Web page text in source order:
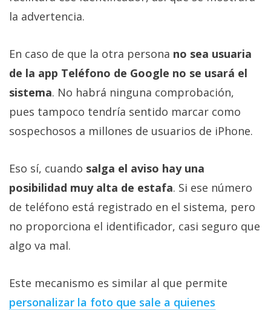
la advertencia.
En caso de que la otra persona no sea usuaria
de la app Teléfono de Google no se usará el
sistema. No habrá ninguna comprobación,
pues tampoco tendría sentido marcar como
sospechosos a millones de usuarios de iPhone.
Eso sí, cuando salga el aviso hay una
posibilidad muy alta de estafa. Si ese número
de teléfono está registrado en el sistema, pero
no proporciona el identificador, casi seguro que
algo va mal.
Este mecanismo es similar al que permite
personalizar la foto que sale a quienes